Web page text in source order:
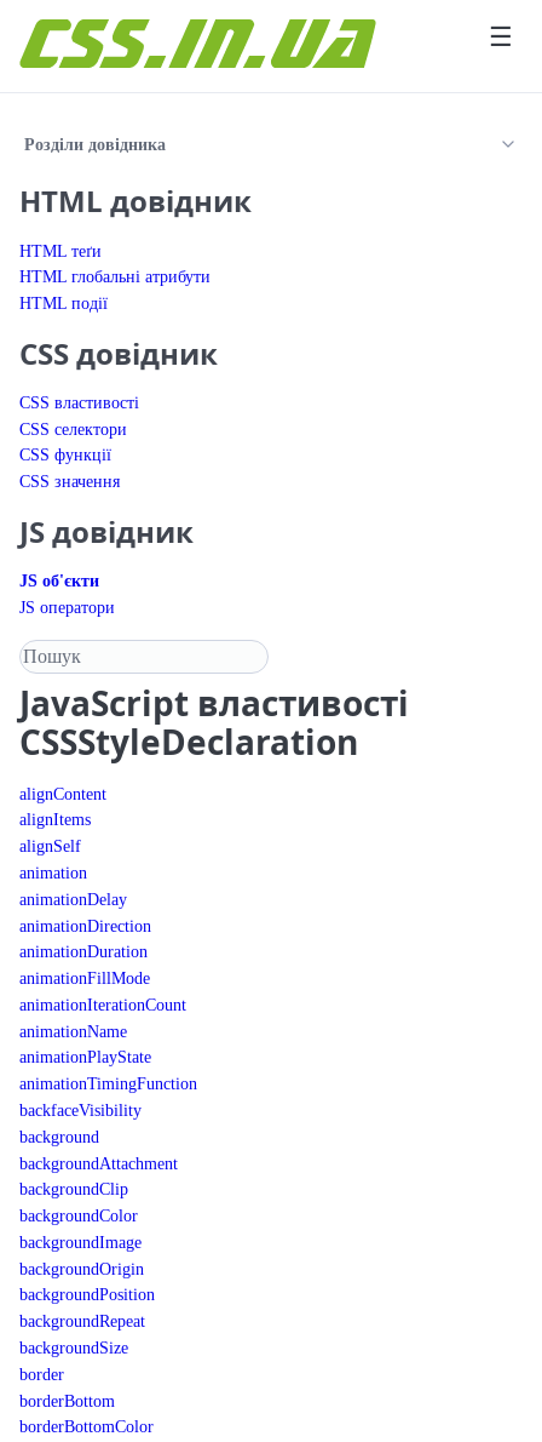
☰
Розділи довідника
HTML довідник
HTML теґи
HTML глобальні атрибути
HTML події
CSS довідник
CSS властивості
CSS селектори
CSS функції
CSS значення
JS довідник
JS об'єкти
JS оператори
Пошук у довіднику
JavaScript властивості
CSSStyleDeclaration
alignContent
alignItems
alignSelf
animation
animationDelay
animationDirection
animationDuration
animationFillMode
animationIterationCount
animationName
animationPlayState
animationTimingFunction
backfaceVisibility
background
backgroundAttachment
backgroundClip
backgroundColor
backgroundImage
backgroundOrigin
backgroundPosition
backgroundRepeat
backgroundSize
border
borderBottom
borderBottomColor